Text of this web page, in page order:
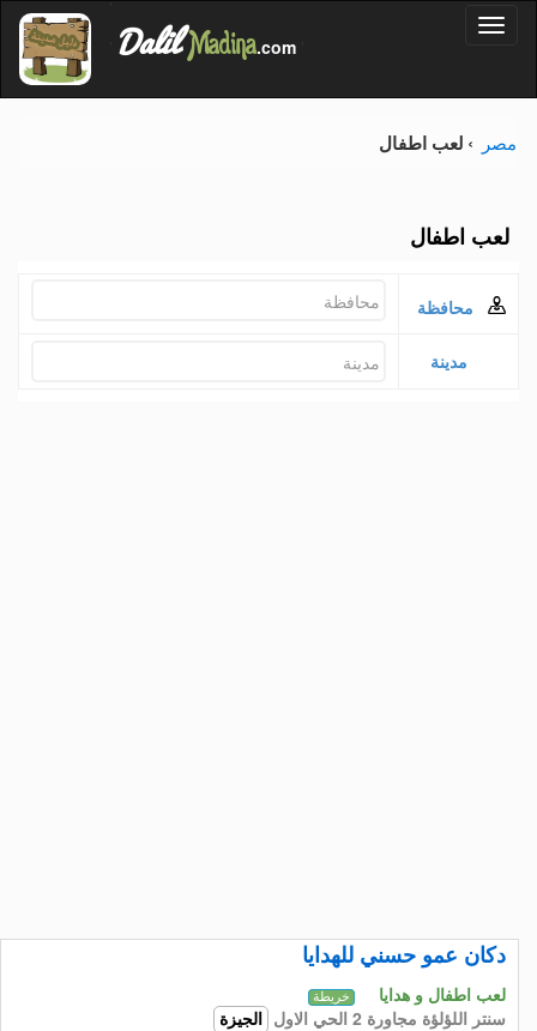
'
Dalil Madina.com
مصر لعب اطفال
لعب اطفال
محافظة
مدينة
دكان عمو حسني للهدايا
لعب اطفال و هدايا خريطة
سنتر اللؤلؤة مجاورة 2 الحي الاول الجيزة